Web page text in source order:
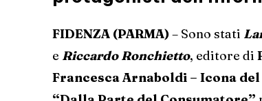
FIDENZA (PARMA)– Sono stati
e Riccardo Ronchietto, editore di
Francesca Arnaboldi – Icona